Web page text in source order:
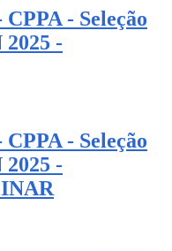
- Seleção
-
- Seleção
-